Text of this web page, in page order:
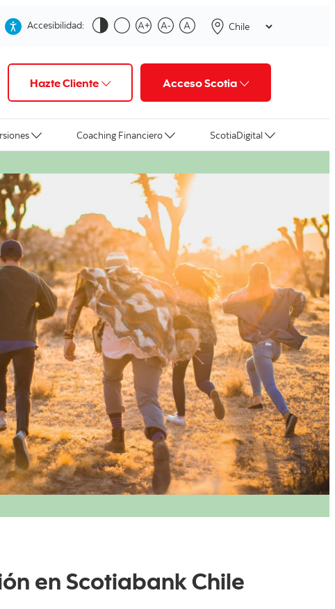
Accesibilidad:
Hazte Cliente Acceso Scotia
Coaching Financiero ScotiaDigital
en Scotiabank Chile